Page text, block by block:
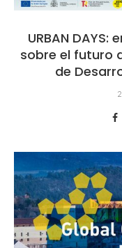
URBAN DAYS:
sobre el futuro
de